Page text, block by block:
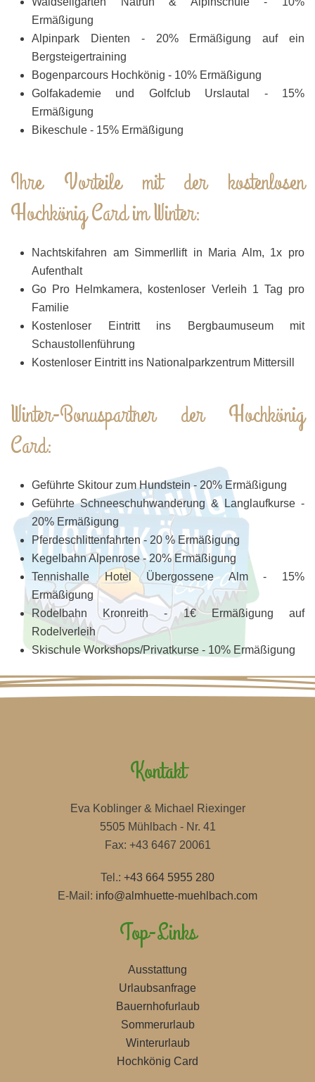
Ermäßigung
Alpinpark Dienten - 20% Ermäßigung auf ein
Bergsteigertraining
Bogenparcours Hochkönig - 10% Ermäßigung
Golfakademie und Golfclub Urslautal - 15%
Ermäßigung
Bikeschule - 15% Ermäßigung
Ihre Vorteile mit der kostenlosen
Hochkönig Card im Winter:
Nachtskifahren am Simmerllift in Maria Alm, 1x pro
Aufenthalt
Go Pro Helmkamera, kostenloser Verleih 1 Tag pro
Familie
Kostenloser Eintritt ins Bergbaumuseum mit
Schaustollenführung
Kostenloser Eintritt ins Nationalparkzentrum Mittersill
Winter-Bonuspartner der Hochkönig
Card:
Geführte Skitour zum Hundstein - 20% Ermäßigung
Geführte Schneeschuhwanderung & Langlaufkurse -
20% Ermäßigung
Pferdeschlittenfahrten - 20 % Ermäßigung
Kegelbahn Alpenrose - 20% Ermäßigung
Tennishalle Hotel Übergossene Alm - 15%
Ermäßigung
Rodelbahn Kronreith - 1€ Ermäßigung auf
Rodelverleih
Skischule Workshops/Privatkurse - 10% Ermäßigung
Kontakt
Eva Koblinger & Michael Riexinger
5505 Mühlbach - Nr. 41
Fax: +43 6467 20061
Tel.: +43 664 5955 280
E-Mail: info@almhuette-muehlbach.com
Top-Links
Ausstattung
Urlaubsanfrage
Bauernhofurlaub
Sommerurlaub
Winterurlaub
Hochkönig Card